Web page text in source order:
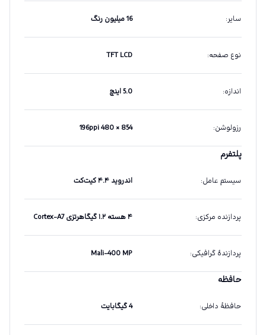
سایر: 16 میلیون رنگ
نوع صفحه:
TFT LCD
اندازه: 5.0 اینچ
رزولوشن:
854 × 480 196ppi
پلتفرم
سیستم عامل: اندروید ۴.۴ کیت‌کت
پردازنده مرکزی: ۴ هسته ۱.۲ گیگاهرتزی Cortex-A7
پردازندهٔ گرافیکی:
Mali-400 MP
حافظه
حافظهٔ داخلی: 4 گیگابایت